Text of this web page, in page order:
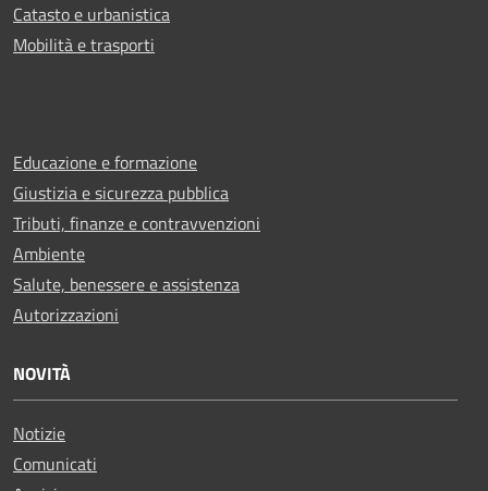
Catasto e urbanistica
Mobilità e trasporti
Educazione e formazione
Giustizia e sicurezza pubblica
Tributi, finanze e contravvenzioni
Ambiente
Salute, benessere e assistenza
Autorizzazioni
NOVITÀ
Notizie
Comunicati